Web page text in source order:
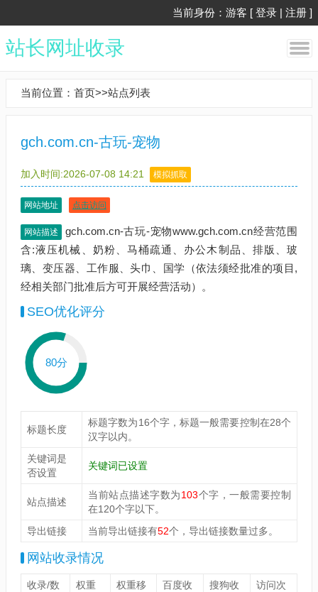
当前身份：游客 [ 登录 | 注册 ]
站长网址收录
当前位置： 首页>>站点列表
gch.com.cn-古玩-宠物
加入时间:2026-07-08 14:21 模拟抓取
网站地址 点击访问
网站描述
gch.com.cn-古玩-宠物www.gch.com.cn经营范围
含:液压机械、奶粉、马桶疏通、办公木制品、排版、玻
璃、变压器、工作服、头巾、国学（依法须经批准的项目,
经相关部门批准后方可开展经营活动）。
SEO优化评分
80分
标题长度
标题字数为16个字，标题一般需要控制在28个
汉字以内。
关键词是
否设置
关键词已设置
站点描述
当前站点描述字数为103个字，一般需要控制
在120个字以下。
导出链接
当前导出链接有52个，导出链接数量过多。
网站收录情况
收录/数
权重
权重移
百度收
搜狗收
访问次